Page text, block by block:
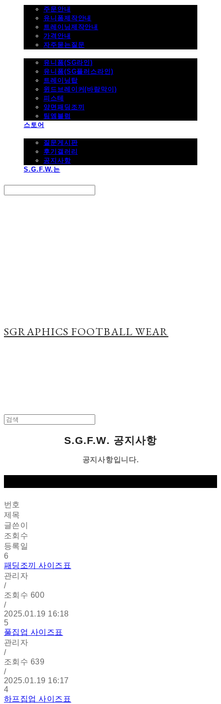
주문안내
유니폼제작안내
트레이닝제작안내
가격안내
자주묻는질문
유니폼(SG라인)
유니폼(SG플러스라인)
트레이닝탑
윈드브레이커(바람막이)
피스테
양면패딩조끼
팀엠블럼
스토어
질문게시판
후기갤러리
공지사항
S.G.F.W.는
SGRAPHICS FOOTBALL WEAR
S.G.F.W. 공지사항
공지사항입니다.
번호
제목
글쓴이
조회수
등록일
6
패딩조끼 사이즈표
관리자
/
조회수 600
/
2025.01.19 16:18
5
풀집업 사이즈표
관리자
/
조회수 639
/
2025.01.19 16:17
4
하프집업 사이즈표